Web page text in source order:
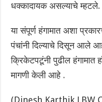
धक्कादायक असल्याचे म्हटले.
या संपूर्ण हंगामात अशा
पंचांनी दिल्याचे दिसून आले
क्रिकेटपटूंनी पुढील हंगामात
मागणी केली आहे .